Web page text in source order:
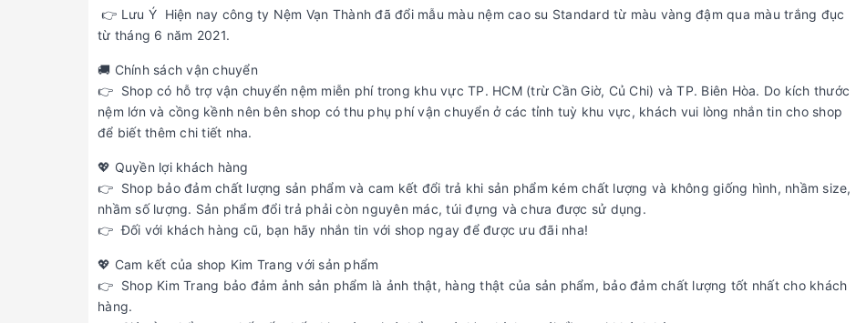
👉 Lưu Ý Hiện nay công ty Nệm Vạn Thành đã đổi mẫu màu nệm cao su Standard từ màu vàng đậm qua màu trắng đục
từ tháng 6 năm 2021.
🚚 Chính sách vận chuyển
👉 Shop có hỗ trợ vận chuyển nệm miễn phí trong khu vực TP. HCM (trừ Cần Giờ, Củ Chi) và TP. Biên Hòa. Do kích thước
nệm lớn và cồng kềnh nên bên shop có thu phụ phí vận chuyển ở các tỉnh tuỳ khu vực, khách vui lòng nhắn tin cho shop
để biết thêm chi tiết nha.
💖 Quyền lợi khách hàng
👉 Shop bảo đảm chất lượng sản phẩm và cam kết đổi trả khi sản phẩm kém chất lượng và không giống hình, nhầm size,
nhầm số lượng. Sản phẩm đổi trả phải còn nguyên mác, túi đựng và chưa được sử dụng.
👉 Đối với khách hàng cũ, bạn hãy nhắn tin với shop ngay để được ưu đãi nha!
💖 Cam kết của shop Kim Trang với sản phẩm
👉 Shop Kim Trang bảo đảm ảnh sản phẩm là ảnh thật, hàng thật của sản phẩm, bảo đảm chất lượng tốt nhất cho khách
hàng.